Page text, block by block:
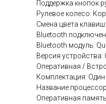
Поддержка кнопок
Рулевое колесо:
Смена цвета
Bluetooth
Bluetooth модуль:
Версия устройства:
Оперативная /
Комплектация:
Название
Оперативная